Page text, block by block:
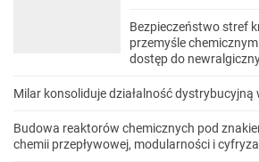
Bezpieczeństwo stref
przemyśle
dostęp do
Milar konsoliduje działalność dystrybucyjną
Budowa reaktorów chemicznych pod
chemii przepływowej, modularności i